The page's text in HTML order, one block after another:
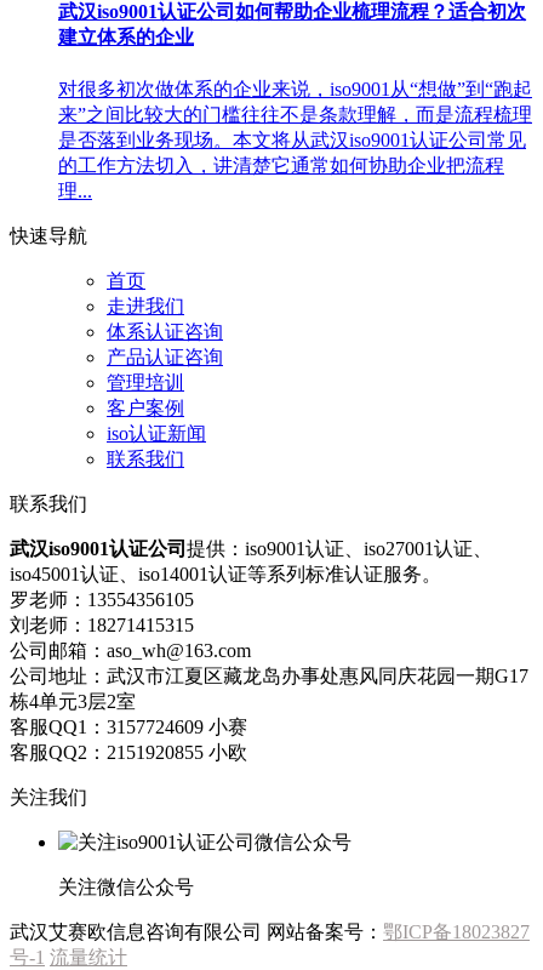
武汉iso9001认证公司如何帮助企业梳理流程？适合初次
建立体系的企业
对很多初次做体系的企业来说，iso9001从“想做”到“跑起
来”之间比较大的门槛往往不是条款理解，而是流程梳理
是否落到业务现场。本文将从武汉iso9001认证公司常见
的工作方法切入，讲清楚它通常如何协助企业把流程
理...
快速导航
首页
走进我们
体系认证咨询
产品认证咨询
管理培训
客户案例
iso认证新闻
联系我们
联系我们
武汉iso9001认证公司 提供：iso9001认证、iso27001认证、
iso45001认证、iso14001认证等系列标准认证服务。
罗老师：13554356105
刘老师：18271415315
公司邮箱：aso_wh@163.com
公司地址：武汉市江夏区藏龙岛办事处惠风同庆花园一期G17
栋4单元3层2室
客服QQ1：3157724609 小赛
客服QQ2：2151920855 小欧
关注我们
关注微信公众号
武汉艾赛欧信息咨询有限公司 网站备案号： 鄂ICP备18023827
号-1 流量统计